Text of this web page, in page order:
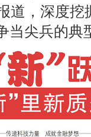
道，深度
当尖兵的典